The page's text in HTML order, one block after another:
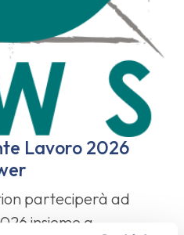
Lavoro 2026
parteciperà ad
insieme a